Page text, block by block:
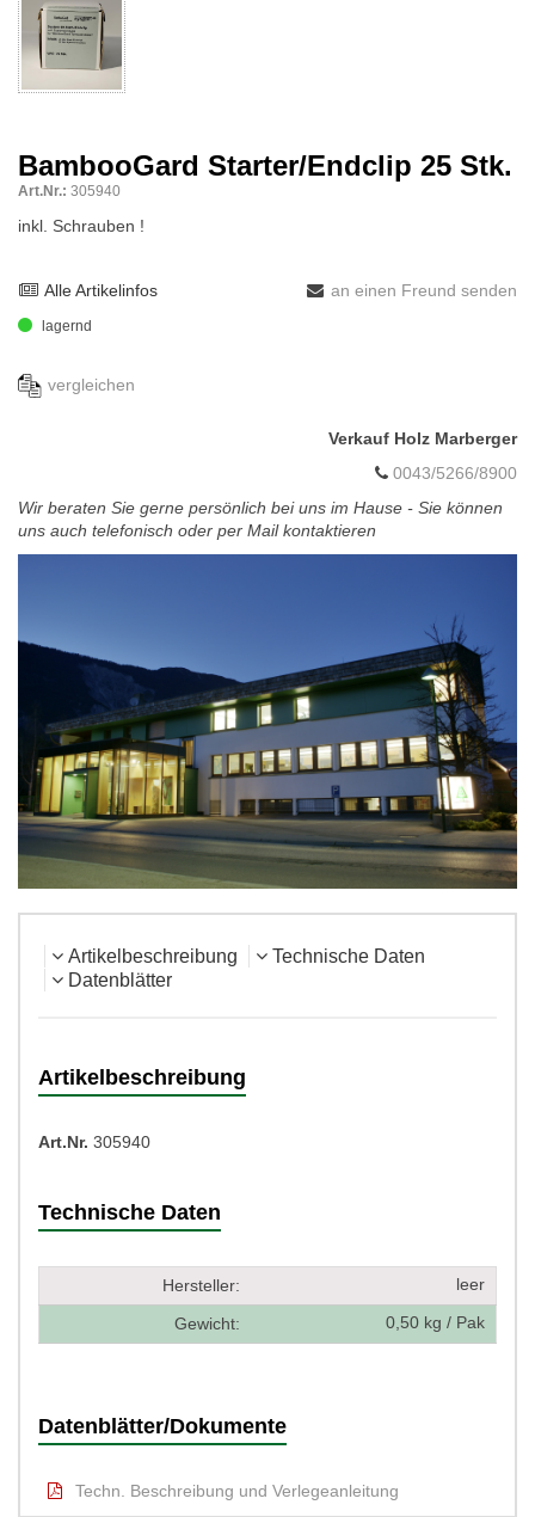
BambooGard Starter/Endclip 25 Stk.
Art.Nr.: 305940
inkl. Schrauben !
Alle Artikelinfos an einen Freund senden
lagernd
vergleichen
Verkauf Holz Marberger
0043/5266/8900
Wir beraten Sie gerne persönlich bei uns im Hause - Sie können
uns auch telefonisch oder per Mail kontaktieren
Artikelbeschreibung
Technische Daten
Datenblätter
Artikelbeschreibung
Art.Nr. 305940
Technische Daten
Hersteller: leer
Gewicht: 0,50 kg / Pak
Datenblätter/Dokumente
Techn. Beschreibung und Verlegeanleitung